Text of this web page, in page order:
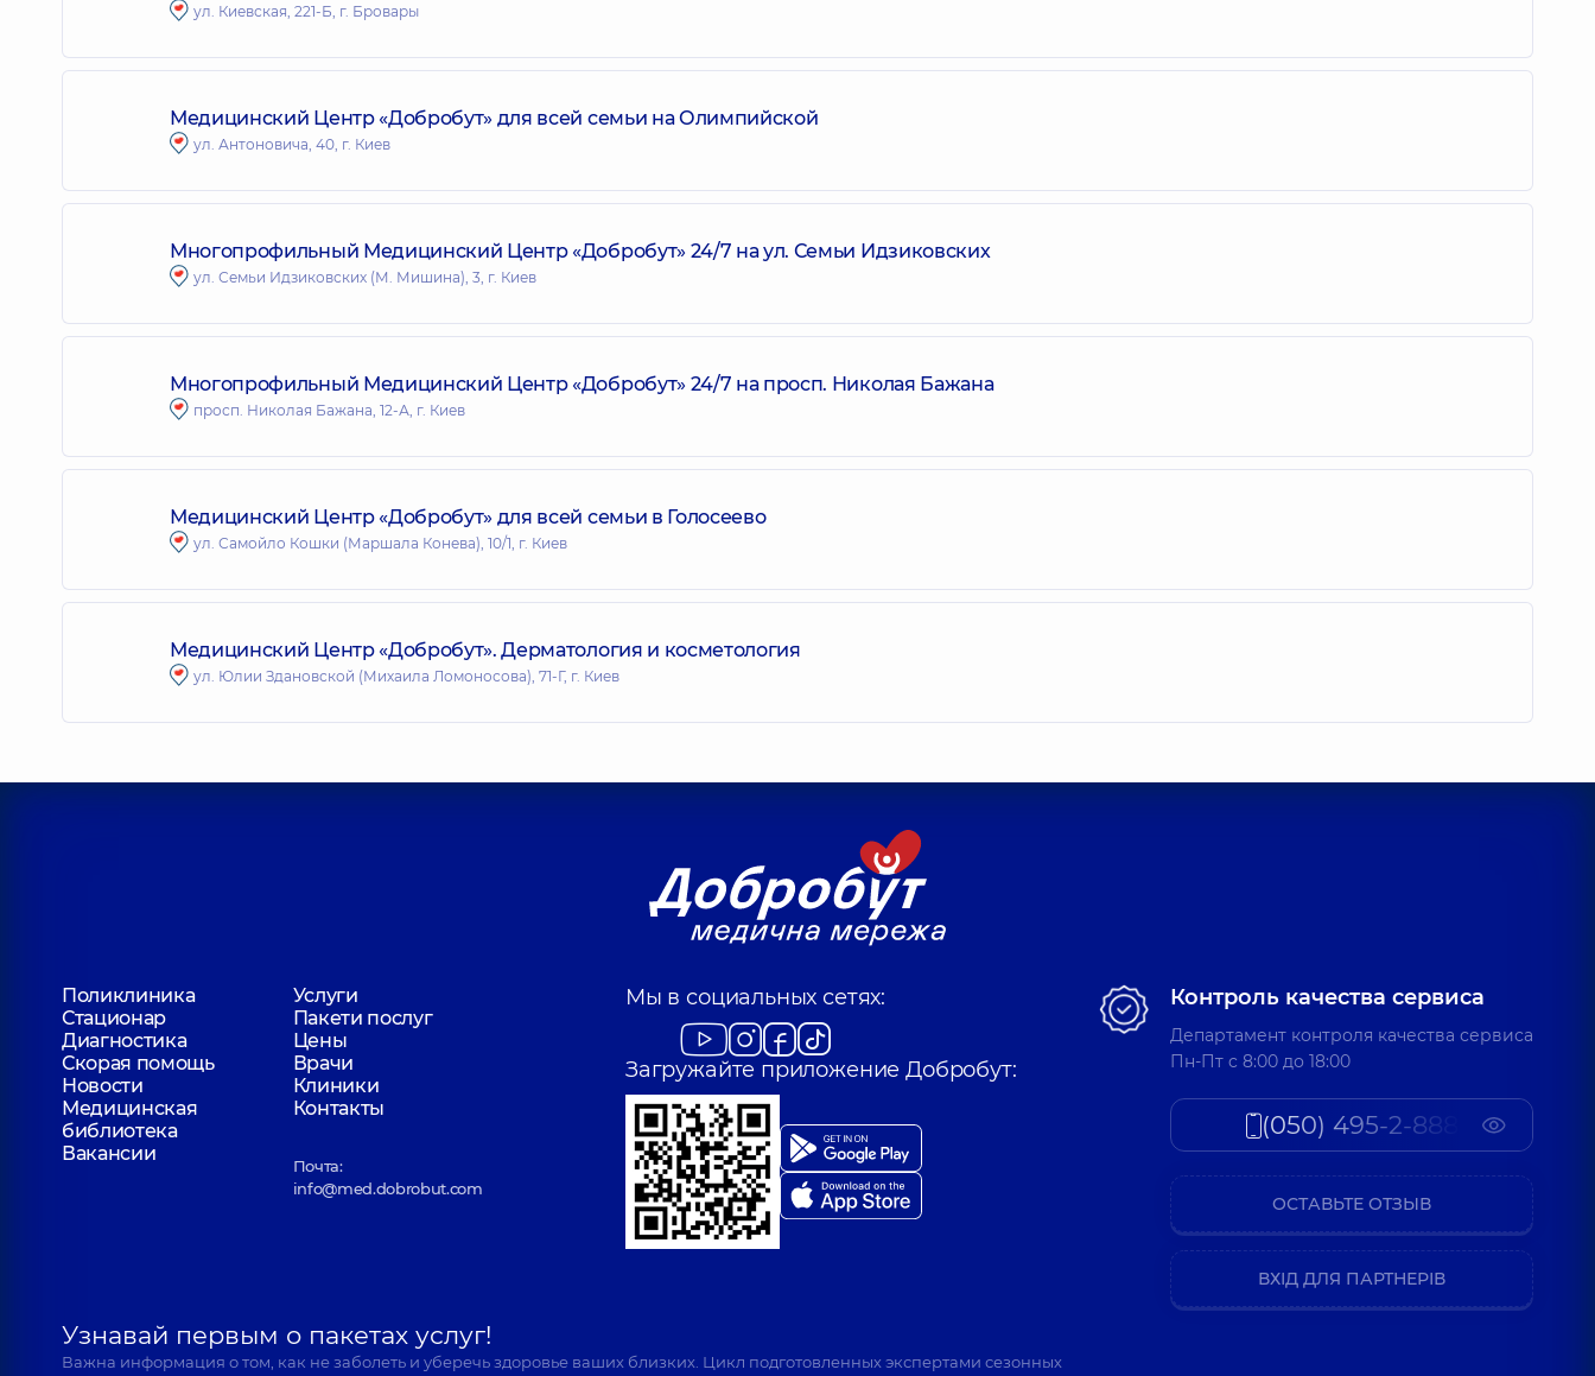
ул. Киевская, 221-Б, г. Бровары
Медицинский Центр «Добробут» для всей семьи на Олимпийской
ул. Антоновича, 40, г. Киев
Многопрофильный Медицинский Центр «Добробут» 24/7 на ул. Семьи Идзиковских
ул. Семьи Идзиковских (М. Мишина), 3, г. Киев
Многопрофильный Медицинский Центр «Добробут» 24/7 на просп. Николая Бажана
просп. Николая Бажана, 12-А, г. Киев
Медицинский Центр «Добробут» для всей семьи в Голосеево
ул. Самойло Кошки (Маршала Конева), 10/1, г. Киев
Медицинский Центр «Добробут». Дерматология и косметология
ул. Юлии Здановской (Михаила Ломоносова), 71-Г, г. Киев
Поликлиника
Услуги
Стационар
Пакети послуг
Диагностика
Цены
Скорая помощь
Врачи
Новости
Клиники
Медицинская
библиотека
Контакты
Вакансии
Почта:
info@med.dobrobut.com
Мы в социальных сетях:
Загружайте приложение Добробут:
Узнавай первым о пакетах услуг!
Важна информация о том, как не заболеть и уберечь здоровье ваших близких. Цикл подготовленных экспертами сезонных
Контроль качества сервиса
Департамент контроля качества сервиса
Пн-Пт c 8:00 до 18:00
(050) 495-2-888
ОСТАВЬТЕ ОТЗЫВ
ВХІД ДЛЯ ПАРТНЕРІВ